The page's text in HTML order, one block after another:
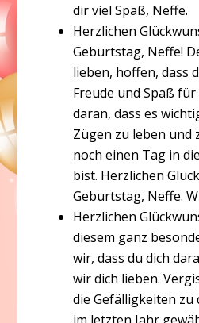
dir viel Spaß, Neffe.
Herzlichen
Geburtstag, Neffe!
lieben, hoffen, dass
Freude und Spaß
daran, dass es
Zügen zu leben und
noch einen Tag in
bist. Herzlichen
Geburtstag, Neffe.
Herzlichen
diesem ganz
wir, dass du dich
wir dich lieben.
die Gefälligkeiten zu